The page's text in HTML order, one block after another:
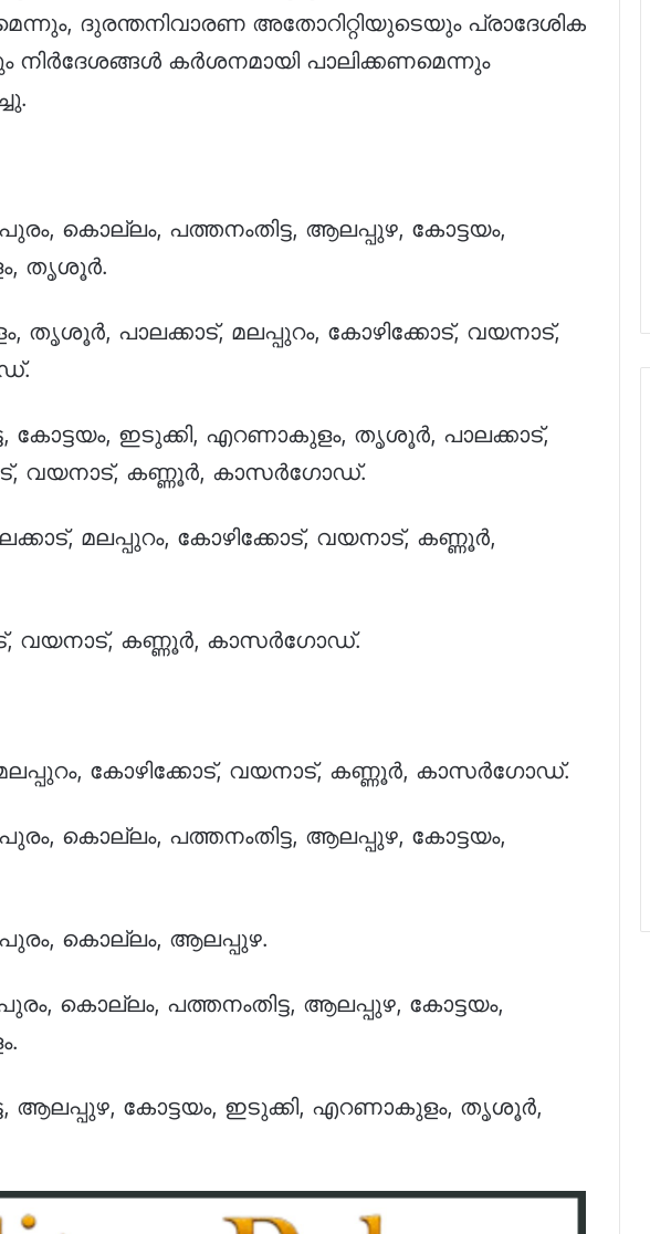
ദുരന്തനിവാരണ അതോറിറ്റിയുടെയും പ്രാദേശിക
കർശനമായി പാലിക്കണമെന്നും
കൊല്ലം, പത്തനംതിട്ട, ആലപ്പുഴ, കോട്ടയം,
തൃശൂർ.
തൃശൂർ, പാലക്കാട്, മലപ്പുറം, കോഴിക്കോട്, വയനാട്,
കോട്ടയം, ഇടുക്കി, എറണാകുളം, തൃശൂർ, പാലക്കാട്,
വയനാട്, കണ്ണൂർ, കാസർഗോഡ്.
മലപ്പുറം, കോഴിക്കോട്, വയനാട്, കണ്ണൂർ,
വയനാട്, കണ്ണൂർ, കാസർഗോഡ്.
മലപ്പുറം, കോഴിക്കോട്, വയനാട്, കണ്ണൂർ, കാസർഗോഡ്.
കൊല്ലം, പത്തനംതിട്ട, ആലപ്പുഴ, കോട്ടയം,
കൊല്ലം, ആലപ്പുഴ.
കൊല്ലം, പത്തനംതിട്ട, ആലപ്പുഴ, കോട്ടയം,
ആലപ്പുഴ, കോട്ടയം, ഇടുക്കി, എറണാകുളം, തൃശൂർ,